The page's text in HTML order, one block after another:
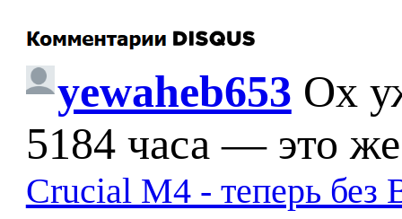
yewaheb653 Ох
5184 часа — это
Crucial M4 - теперь без